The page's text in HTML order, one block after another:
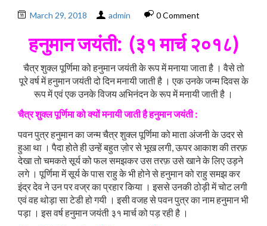
March 29, 2018 admin 0 Comment
हनुमान जयंती: (३१ मार्च २०१८)
चैत्र शुक्ल पूर्णिमा को हनुमान जयंती के रूप में मनाया जाता है । वैसे तो
पूरे वर्ष में हनुमान जयंती दो दिन मनायी जाती है । एक उनके जन्म दिवस के
रूप में एवं एक उनके विजय अभिनंदन के रूप में मनायी जाती है ।
चैत्रशुक्लपूर्णिमाकोक्योंमनायीजातीहैहनुमानजयंती:
पवन पुत्र हनुमान का जन्म चैत्र शुक्ल पूर्णिमा को माता अंजनी के उदर से
हुआ था । पैदा होते ही उन्हें बहुत ज़ोर से भूख लगी, ऊपर आकाश की तरफ़
देखा तो चमकते सूर्य को फल समझकर उस तरफ़ उसे खाने के लिए उड़ने
लगे । पूर्णिमा में सूर्य के पास राहु के भी होने से हनुमान को राहु समझ कर
इंद्र देव ने उन पर वज्र का प्रहार किया । इससे उनकी ठोड़ी में चोट लगी
एवं वह थोड़ा सा टेडी हो गयी । इसी वजह से पवन पुत्र का नाम हनुमान भी
पड़ा । इस वर्ष हनुमान जयंती ३१ मार्च को पड़ रही है ।